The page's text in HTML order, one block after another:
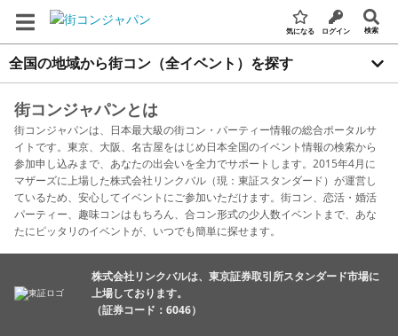
気になる ログイン 検索
全国の地域から街コン（全イベント）を探す
街コンジャパンとは
街コンジャパンは、日本最大級の街コン・パーティー情報の総合ポータルサ
イトです。東京、大阪、名古屋をはじめ日本全国のイベント情報の検索から
参加申し込みまで、あなたの出会いを全力でサポートします。2015年4月に
マザーズに上場した株式会社リンクバル（現：東証スタンダード）が運営し
ているため、安心してイベントにご参加いただけます。街コン、恋活・婚活
パーティー、趣味コンはもちろん、合コン形式の少人数イベントまで、あな
たにピッタリのイベントが、いつでも簡単に探せます。
株式会社リンクバルは、東京証券取引所スタンダード市場に
上場しております。
（証券コード：6046）